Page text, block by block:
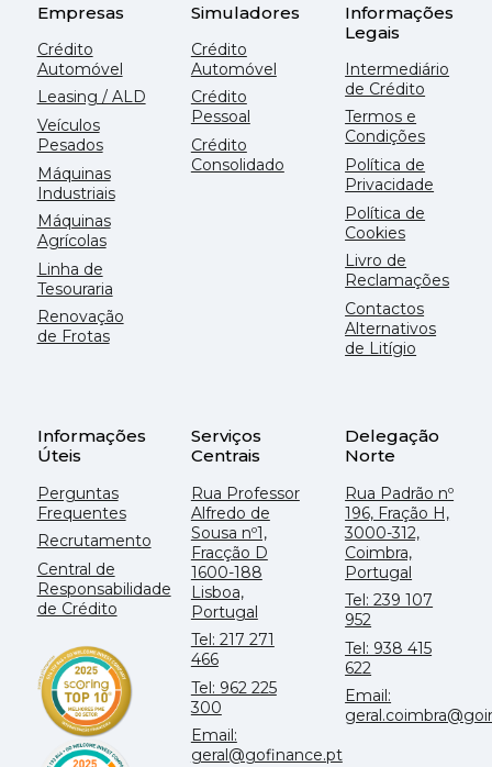
Empresas
Crédito
Automóvel
Leasing / ALD
Veículos
Pesados
Máquinas
Industriais
Máquinas
Agrícolas
Linha de
Tesouraria
Renovação
de Frotas
Simuladores
Crédito
Automóvel
Crédito
Pessoal
Crédito
Consolidado
Informações
Legais
Intermediário
de Crédito
Termos e
Condições
Política de
Privacidade
Política de
Cookies
Livro de
Reclamações
Contactos
Alternativos
de Litígio
Informações
Úteis
Perguntas
Frequentes
Recrutamento
Central de
Responsabilidade
de Crédito
Serviços
Centrais
Rua Professor
Alfredo de
Sousa nº1,
Fracção D
1600-188
Lisboa,
Portugal
Tel: 217 271
466
Tel: 962 225
300
Email:
geral@gofinance.pt
Delegação
Norte
Rua Padrão nº
196, Fração H,
3000-312,
Coimbra,
Portugal
Tel: 239 107
952
Tel: 938 415
622
Email: